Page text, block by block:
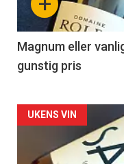
3
Magnum eller
gunstig pris
Forsiden
akkurat
UKENS VIN